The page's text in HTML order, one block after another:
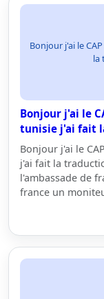
Bonjour j'ai le
la
Bonjour j'ai le
tunisie j'ai fait
Bonjour j'ai le
j'ai fait la
l'ambassade de
france un